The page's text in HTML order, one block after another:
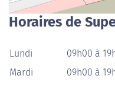
Horaires de
Lundi
09h00 à
Mardi
09h00 à